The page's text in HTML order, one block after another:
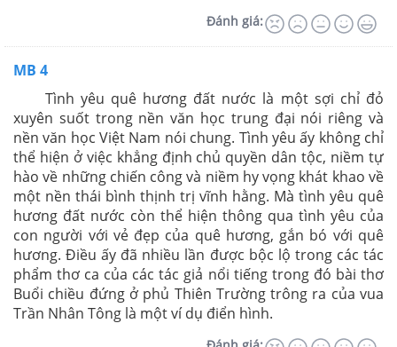
Đánh giá:
MB 4
Tình yêu quê hương đất nước là một sợi chỉ đỏ
xuyên suốt trong nền văn học trung đại nói riêng và
nền văn học Việt Nam nói chung. Tình yêu ấy không chỉ
thể hiện ở việc khẳng định chủ quyền dân tộc, niềm tự
hào về những chiến công và niềm hy vọng khát khao về
một nền thái bình thịnh trị vĩnh hằng. Mà tình yêu quê
hương đất nước còn thể hiện thông qua tình yêu của
con người với vẻ đẹp của quê hương, gắn bó với quê
hương. Điều ấy đã nhiều lần được bộc lộ trong các tác
phẩm thơ ca của các tác giả nổi tiếng trong đó bài thơ
Buổi chiều đứng ở phủ Thiên Trường trông ra của vua
Trần Nhân Tông là một ví dụ điển hình.